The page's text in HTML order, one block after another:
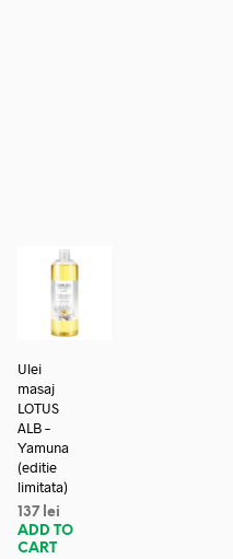
Ulei
masaj
LOTUS
ALB –
Yamuna
(editie
limitata)
137 lei
ADD TO
CART